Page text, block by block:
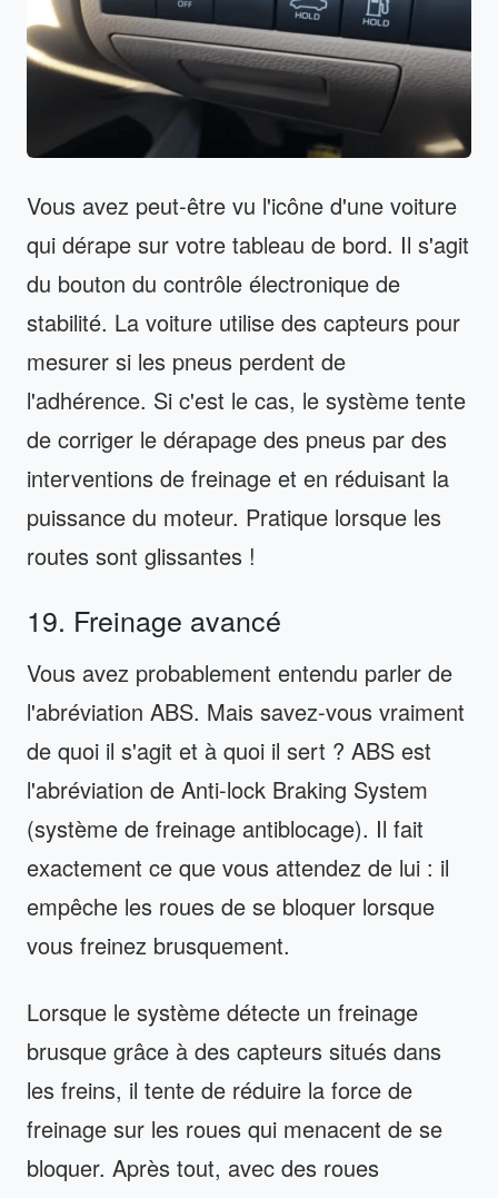
Vous avez peut-être vu l'icône d'une voiture
qui dérape sur votre tableau de bord. Il s'agit
du bouton du contrôle électronique de
stabilité. La voiture utilise des capteurs pour
mesurer si les pneus perdent de
l'adhérence. Si c'est le cas, le système tente
de corriger le dérapage des pneus par des
interventions de freinage et en réduisant la
puissance du moteur. Pratique lorsque les
routes sont glissantes !
19. Freinage avancé
Vous avez probablement entendu parler de
l'abréviation ABS. Mais savez-vous vraiment
de quoi il s'agit et à quoi il sert ? ABS est
l'abréviation de Anti-lock Braking System
(système de freinage antiblocage). Il fait
exactement ce que vous attendez de lui : il
empêche les roues de se bloquer lorsque
vous freinez brusquement.
Lorsque le système détecte un freinage
brusque grâce à des capteurs situés dans
les freins, il tente de réduire la force de
freinage sur les roues qui menacent de se
bloquer. Après tout, avec des roues